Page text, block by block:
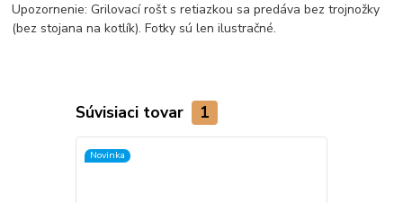
Upozornenie: Grilovací rošt s retiazkou sa predáva bez trojnožky
(bez stojana na kotlík). Fotky sú len ilustračné.
Súvisiaci tovar 1
Novinka